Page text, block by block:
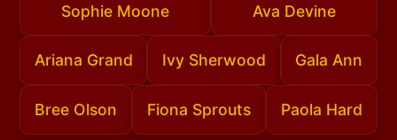
Sophie Moone Ava Devine
Ariana Grand Ivy Sherwood Gala Ann
Bree Olson Fiona Sprouts Paola Hard